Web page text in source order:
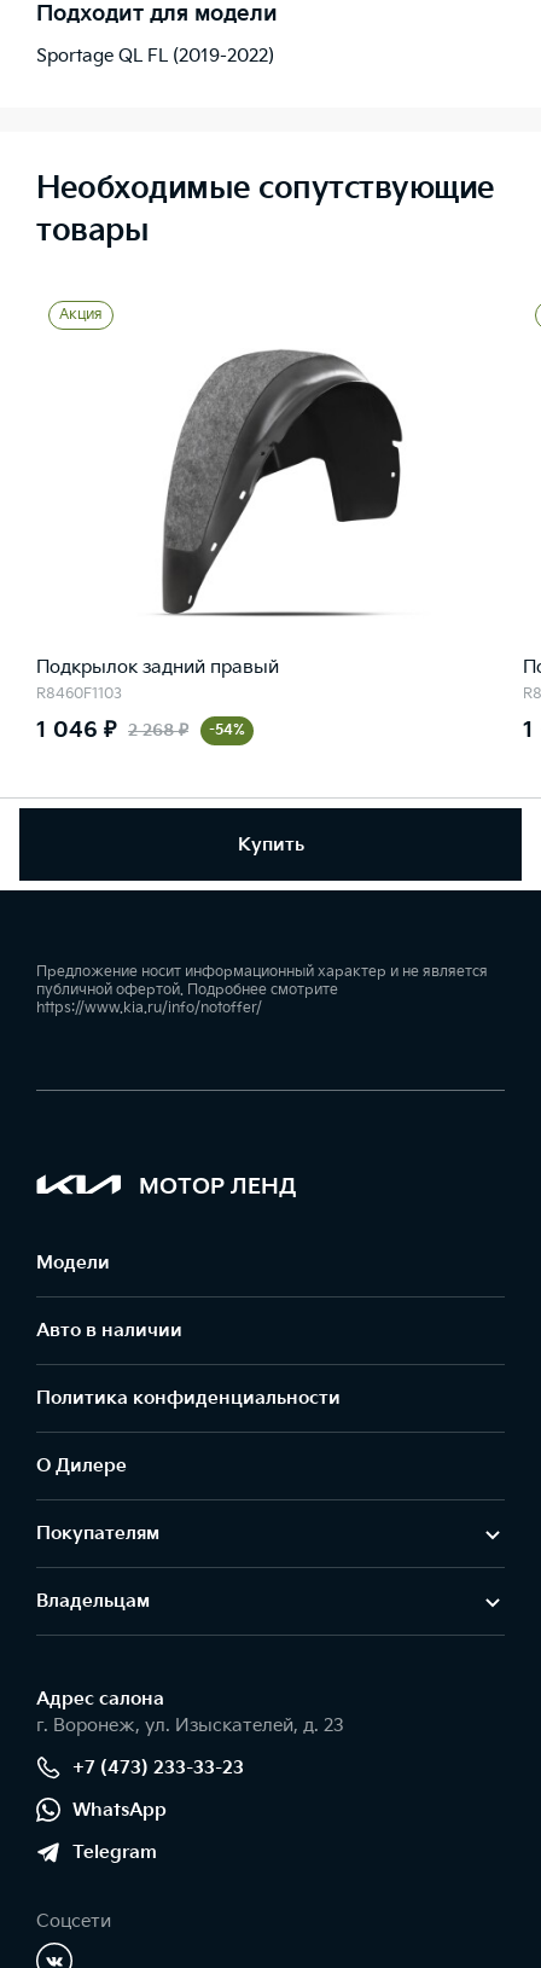
Купить
Подходит для модели
Sportage QL FL (2019-2022)
Необходимые сопутствующие
товары
Акция
Подкрылок задний правый
R8460F1103
1 046 ₽ 2 268 ₽ -54% 1
Предложение носит информационный характер и не является
публичной офертой. Подробнее смотрите
https://www.kia.ru/info/notoffer/
МОТОР ЛЕНД
Модели
Авто в наличии
Политика конфиденциальности
О Дилере
Покупателям
Владельцам
Адрес салонa
г. Воронеж, ул. Изыскателей, д. 23
+7 (473) 233-33-23
WhatsApp
Telegram
Соцсети